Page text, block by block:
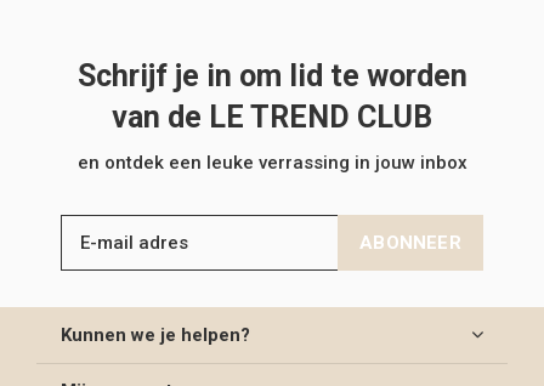
Schrijf je in om lid te worden
van de LE TREND CLUB
en ontdek een leuke verrassing in jouw inbox
ABONNEER
Kunnen we je helpen?